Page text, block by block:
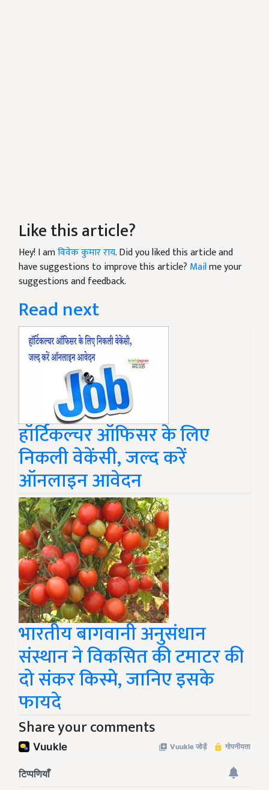
Like this article?
Hey! I amविवेक कुमार राय. Did you liked this article and
have suggestions to improve this article? Mailme your
suggestions and feedback.
Read next
हॉर्टिकल्चर ऑफिसर के लिए
निकली वेकेंसी, जल्द करें
ऑनलाइन आवेदन
भारतीय बागवानी अनुसंधान
संस्थान ने विकसित की टमाटर की
दो संकर किस्मे, जानिए इसके
फायदे
Share your comments